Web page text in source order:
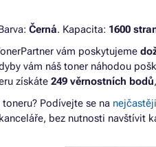
Černá. Kapacita: 1600
vám poskytujeme
vám náš toner náhodou
získáte 249 věrnostních bodů
Podívejte se na
bez nutnosti navštívit